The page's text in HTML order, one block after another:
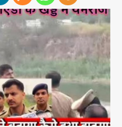
attack on Shakib
शेख हसीना की
में जुड़ने पर भड़का
हसन के मगुरा स्थित घर पर
seat: बसपा के
उमाशंकर सिंह का निधन, दो
जूझ रहे थे